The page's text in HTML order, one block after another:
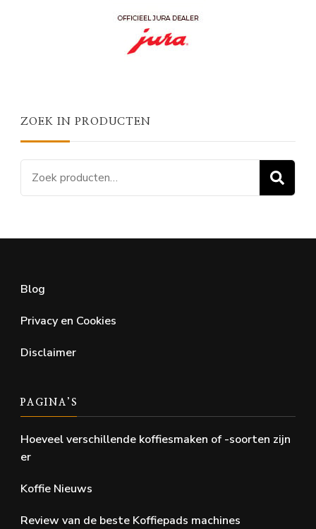
ZOEK IN PRODUCTEN
Zoeken
naar:
Blog
Privacy en Cookies
Disclaimer
PAGINA’S
Hoeveel verschillende koffiesmaken of -soorten zijn
er
Koffie Nieuws
Review van de beste Koffiepads machines